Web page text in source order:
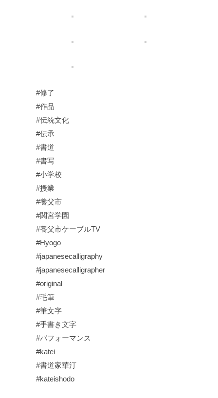
#修了
#作品
#伝統文化
#伝承
#書道
#書写
#小学校
#授業
#養父市
#関宮学園
#養父市ケーブルTV
#Hyogo
#japanesecalligraphy
#japanesecalligrapher
#original
#毛筆
#筆文字
#手書き文字
#パフォーマンス
#katei
#書道家華汀
#kateishodo